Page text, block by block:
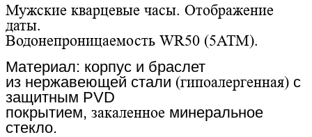
Мужские кварцевые часы. Отображение
даты.
Водонепроницаемость WR50 (5АТМ).
Материал: корпус и браслет
из нержавеющей стали (гипоалергенная) с
защитным PVD
покрытием, закаленное минеральное
стекло.